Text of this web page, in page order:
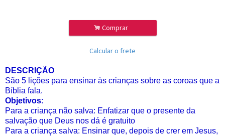
. Comprar
Calcular o frete
DESCRIÇÃO
São 5 lições para ensinar às crianças sobre as coroas que a
Bíblia fala.
Objetivos:
Para a criança não salva: Enfatizar que o presente da
salvação que Deus nos dá é gratuito
Para a criança salva: Ensinar que, depois de crer em Jesus,